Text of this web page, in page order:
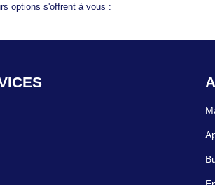
options s'offrent à vous :